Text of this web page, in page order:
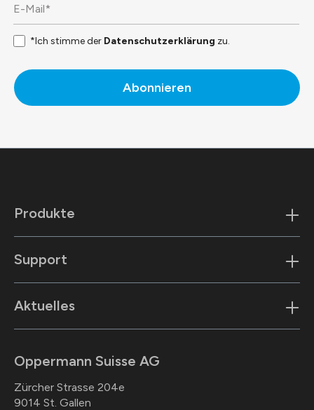
*Ich stimme der Datenschutzerklärung zu.
Abonnieren
Oppermann Suisse AG
Zürcher Strasse 204e
9014 St. Gallen
Produkte
Support
Aktuelles